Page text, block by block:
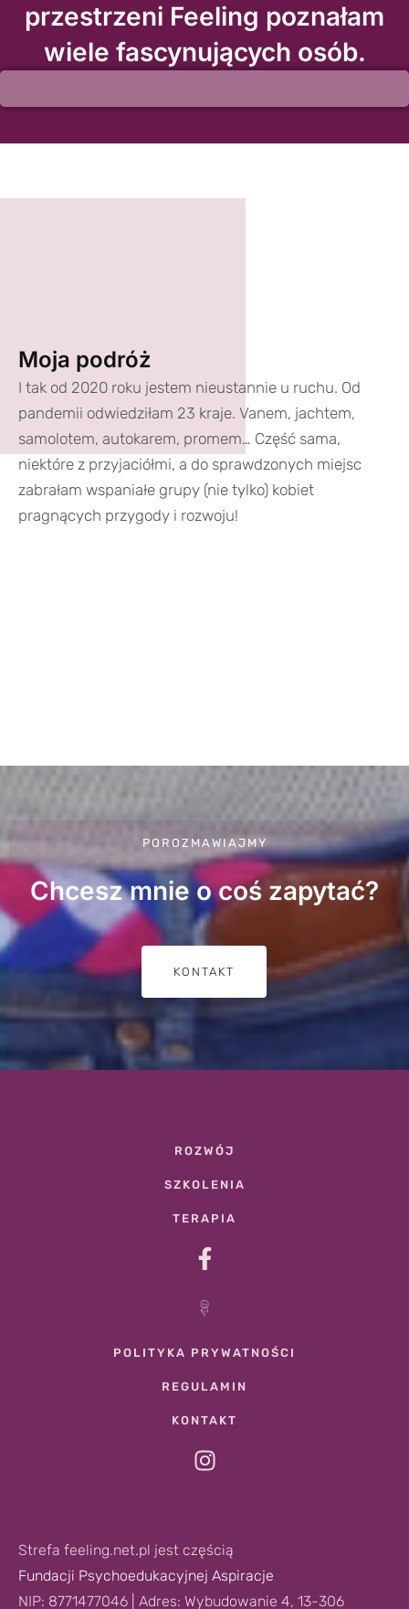
przestrzeni Feeling poznałam
wiele fascynujących osób.
Moja podróż
I tak od 2020 roku jestem nieustannie u ruchu. Od
pandemii odwiedziłam 23 kraje. Vanem, jachtem,
samolotem, autokarem, promem… Część sama,
niektóre z przyjaciółmi, a do sprawdzonych miejsc
zabrałam wspaniałe grupy (nie tylko) kobiet
pragnących przygody i rozwoju!
POROZMAWIAJMY
Chcesz mnie o coś zapytać?
KONTAKT
ROZWÓJ
SZKOLENIA
TERAPIA
POLITYKA PRYWATNOŚCI
REGULAMIN
KONTAKT
Strefa feeling.net.pl jest częścią
Fundacji Psychoedukacyjnej Aspiracje
NIP: 8771477046 | Adres: Wybudowanie 4, 13-306